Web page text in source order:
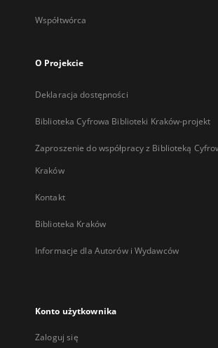
Współtwórca
O Projekcie
Deklaracja dostępności
Biblioteka Cyfrowa Biblioteki Kraków-projekt
Zaproszenie do współpracy z Biblioteką
Kraków
Kontakt
Biblioteka Kraków
Informacje dla Autorów i Wydawców
Konto użytkownika
Zaloguj się